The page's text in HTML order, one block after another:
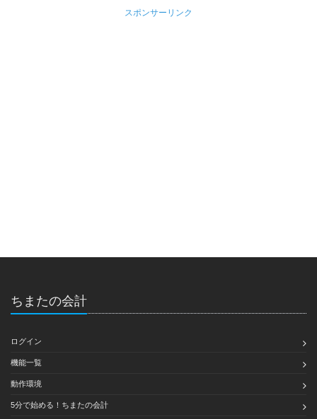
スポンサーリンク
ちまたの会計
ログイン
機能一覧
動作環境
5分で始める！ちまたの会計